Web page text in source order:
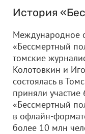
История
Международное
«Бессмертный
томские
Колотовкин и
состоялась в
приняли участие
«Бессмертный
в офлайн-
более 10 млн